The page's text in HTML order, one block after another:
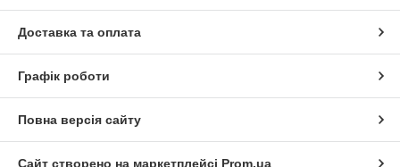
Доставка та оплата
Графік роботи
Повна версія сайту
Сайт створено на маркетплейсі Prom.ua